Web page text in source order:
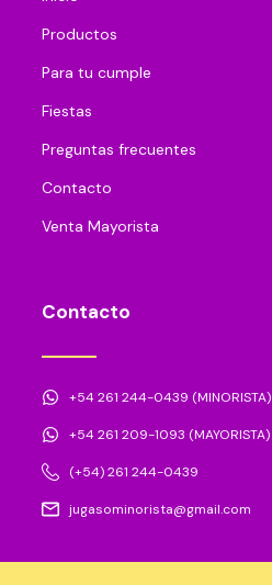
Productos
Para tu cumple
Fiestas
Preguntas frecuentes
Contacto
Venta Mayorista
Contacto
+54 261 244-0439 (MINORISTA)
+54 261 209-1093 (MAYORISTA)
(+54) 261 244-0439
jugasominorista@gmail.com